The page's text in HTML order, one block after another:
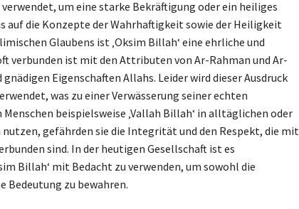
um eine starke Bekräftigung oder ein heiliges
auf die Konzepte der Wahrhaftigkeit sowie der Heiligkeit
Glaubens ist ‚Oksim Billah‘ eine ehrliche und
verbunden ist mit den Attributen von Ar-Rahman und Ar-
Eigenschaften Allahs. Leider wird dieser Ausdruck
was zu einer Verwässerung seiner echten
beispielsweise ‚Vallah Billah‘ in alltäglichen oder
gefährden sie die Integrität und den Respekt, die mit
sind. In der heutigen Gesellschaft ist es
Billah‘ mit Bedacht zu verwenden, um sowohl die
Bedeutung zu bewahren.